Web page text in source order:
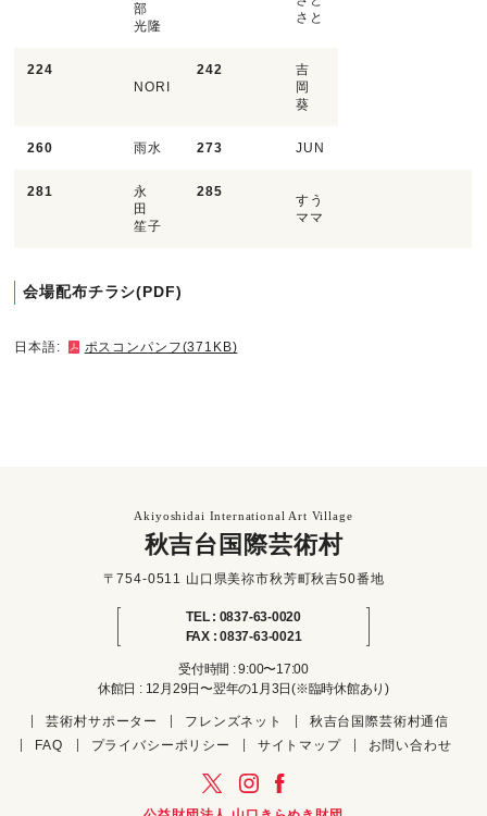
部
光隆
さと
224
NORI
242
吉
岡
葵
260 雨水 273 JUN
281
永
田
笙子
285
すう
ママ
会場配布チラシ(PDF)
日本語: ポスコンパンフ(371KB)
Akiyoshidai International Art Village
秋吉台国際芸術村
〒754-0511 山口県美祢市秋芳町秋吉50番地
TEL : 0837-63-0020
FAX : 0837-63-0021
受付時間 : 9:00〜17:00
休館日 : 12月29日〜翌年の1月3日(※臨時休館あり)
芸術村サポーター フレンズネット
秋吉台国際芸術村通信
FAQ
プライバシーポリシー サイトマップ お問い合わせ